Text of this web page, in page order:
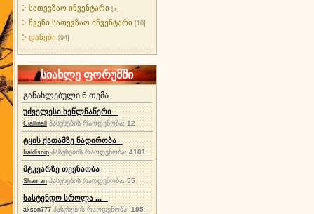
სათევზაო ინვენტარი [7]
ჩვენი სათევზაო ინვენტარი [10]
დანები [94]
სიახლე ფორუმში
განახლებული 6 თემა
უძველესი ხეწლნაწერი
Ciallinall პასუხების რაოდენობა:12
ტყის ქათამზე ნადირობა
Iraklisnip პასუხების რაოდენობა: 4101
მტკვარზე თევზაობა
Shaman პასუხების რაოდენობა:55
სასტენდო სროლა ...
akson777 პასუხების რაოდენობა:195